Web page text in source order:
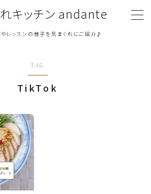
キッチン andante
レッスンの様子を気まぐれにご紹介♪
TAG
TikTok